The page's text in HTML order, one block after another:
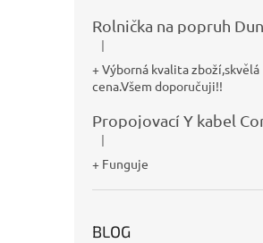
Hodnocení produktu je 5 z 5
|
+ Výborná kvalita zboží,skvělá
cena.Všem doporučuji!!
Hodnocení produktu je 5 z 5
|
+ Funguje
BLOG